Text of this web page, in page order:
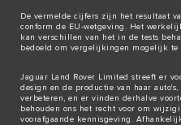
De vermelde cijfers zijn het resultaat
conform de EU-wetgeving. Het
kan verschillen van het in de tests
bedoeld om vergelijkingen mogelijk te
Jaguar Land Rover Limited streeft er
design en de productie van haar auto's,
verbeteren, en er vinden derhalve
behouden ons het recht voor om
voorafgaande kennisgeving.